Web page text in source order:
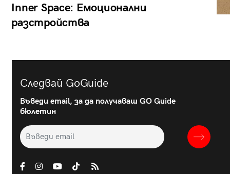
Inner Space: Емоционални
разстройства
Следвай GoGuide
Въведи email, за да получаваш GO Guide
бюлетин